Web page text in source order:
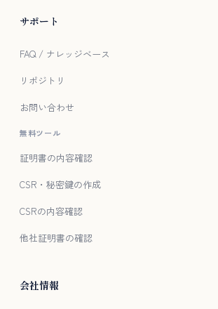
サポート
FAQ / ナレッジベース
リポジトリ
お問い合わせ
無料ツール
証明書の内容確認
CSR・秘密鍵の作成
CSRの内容確認
他社証明書の確認
会社情報